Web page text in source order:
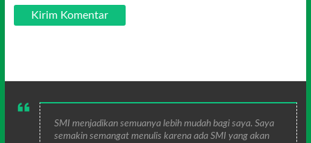
SMI menjadikan semuanya lebih mudah bagi saya. Saya
semakin semangat menulis karena ada SMI yang akan